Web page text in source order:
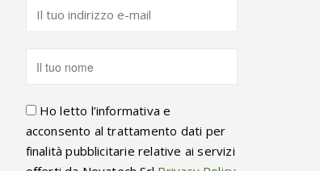
Ho letto l’informativa e
acconsento al trattamento dati per
finalità pubblicitarie relative ai servizi